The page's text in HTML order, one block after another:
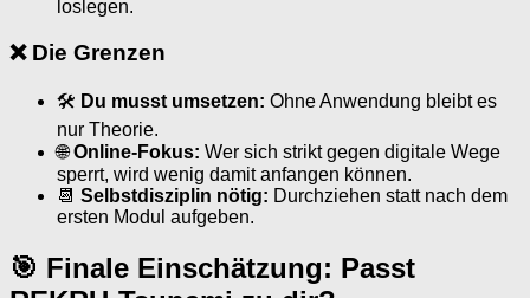
loslegen.
❌ Die Grenzen
🛠 Du musst umsetzen: Ohne Anwendung bleibt es
nur Theorie.
🌐Online-Fokus: Wer sich strikt gegen digitale Wege
sperrt, wird wenig damit anfangen können.
📆 Selbstdisziplin nötig: Durchziehen statt nach dem
ersten Modul aufgeben.
🎯 Finale Einschätzung: Passt